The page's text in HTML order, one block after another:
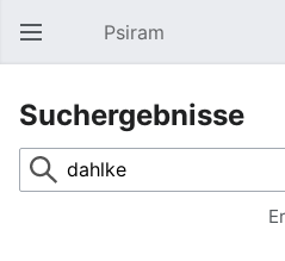
Hauptmenü öffnen Psiram
Suchergebnisse